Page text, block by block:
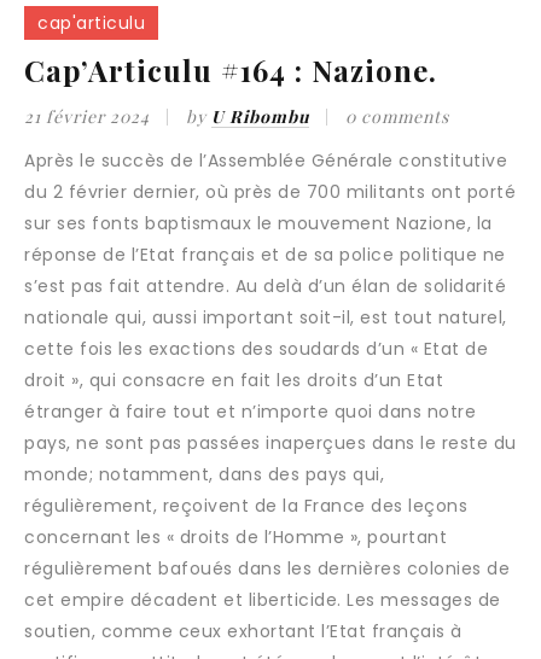
cap'articulu
Cap’Articulu #164 : Nazione.
21 février 2024 by U Ribombu 0 comments
Après le succès de l’Assemblée Générale constitutive
du 2 février dernier, où près de 700 militants ont porté
sur ses fonts baptismaux le mouvement Nazione, la
réponse de l’Etat français et de sa police politique ne
s’est pas fait attendre. Au delà d’un élan de solidarité
nationale qui, aussi important soit-il, est tout naturel,
cette fois les exactions des soudards d’un « Etat de
droit », qui consacre en fait les droits d’un Etat
étranger à faire tout et n’importe quoi dans notre
pays, ne sont pas passées inaperçues dans le reste du
monde; notamment, dans des pays qui,
régulièrement, reçoivent de la France des leçons
concernant les « droits de l’Homme », pourtant
régulièrement bafoués dans les dernières colonies de
cet empire décadent et liberticide. Les messages de
soutien, comme ceux exhortant l’Etat français à